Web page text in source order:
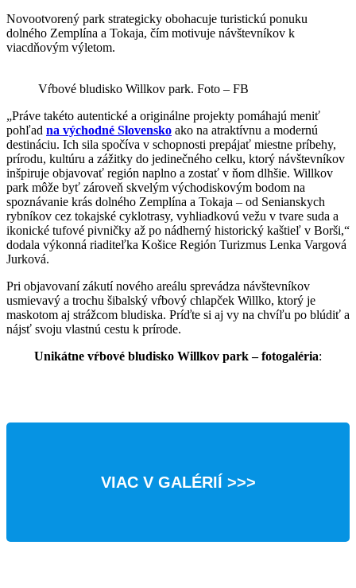
Novootvorený park strategicky obohacuje turistickú ponuku
dolného Zemplína a Tokaja, čím motivuje návštevníkov k
viacdňovým výletom.
Vŕbové bludisko Willkov park. Foto – FB
„Práve takéto autentické a originálne projekty pomáhajú meniť
pohľad na východné Slovensko ako na atraktívnu a modernú
destináciu. Ich sila spočíva v schopnosti prepájať miestne príbehy,
prírodu, kultúru a zážitky do jedinečného celku, ktorý návštevníkov
inšpiruje objavovať región naplno a zostať v ňom dlhšie. Willkov
park môže byť zároveň skvelým východiskovým bodom na
spoznávanie krás dolného Zemplína a Tokaja – od Senianskych
rybníkov cez tokajské cyklotrasy, vyhliadkovú vežu v tvare suda a
ikonické tufové pivničky až po nádherný historický kaštieľ v Borši,“
dodala výkonná riaditeľka Košice Región Turizmus Lenka Vargová
Jurková.
Pri objavovaní zákutí nového areálu sprevádza návštevníkov
usmievavý a trochu šibalský vŕbový chlapček Willko, ktorý je
maskotom aj strážcom bludiska. Príďte si aj vy na chvíľu po blúdiť a
nájsť svoju vlastnú cestu k prírode.
Unikátne vŕbové bludisko Willkov park – fotogaléria:
VIAC V GALÉRIÍ >>>